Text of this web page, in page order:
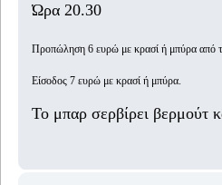
Ώρα 20.30
Προπώληση 6 ευρώ με κρασί ή μπύρα από
Είσοδος 7 ευρώ με κρασί ή μπύρα.
Το μπαρ σερβίρει βερμούτ